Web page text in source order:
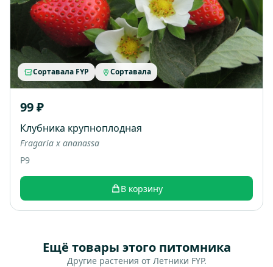
Сортавала FYP Сортавала
99 ₽
Клубника крупноплодная
Fragaria x ananassa
P9
В корзину
Ещё товары этого питомника
Другие растения от Летники FYP.